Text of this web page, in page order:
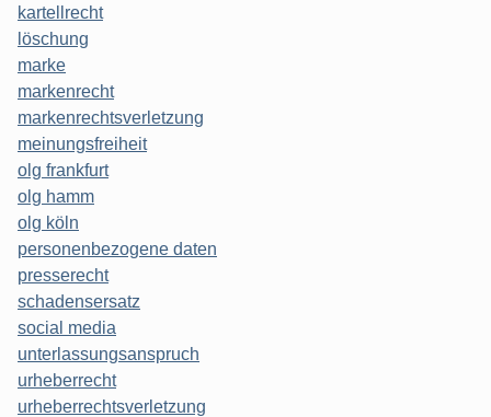
kartellrecht
löschung
marke
markenrecht
markenrechtsverletzung
meinungsfreiheit
olg frankfurt
olg hamm
olg köln
personenbezogene daten
presserecht
schadensersatz
social media
unterlassungsanspruch
urheberrecht
urheberrechtsverletzung